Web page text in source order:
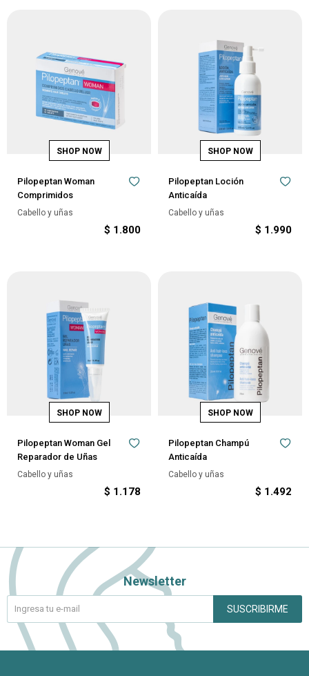
Pilopeptan Woman
Comprimidos
Cabello y uñas
$ 1.800
Pilopeptan Loción
Anticaída
Cabello y uñas
$ 1.990
Pilopeptan Woman Gel
Reparador de Uñas
Cabello y uñas
$ 1.178
Pilopeptan Champú
Anticaída
Cabello y uñas
$ 1.492
Newsletter
SUSCRIBIRME